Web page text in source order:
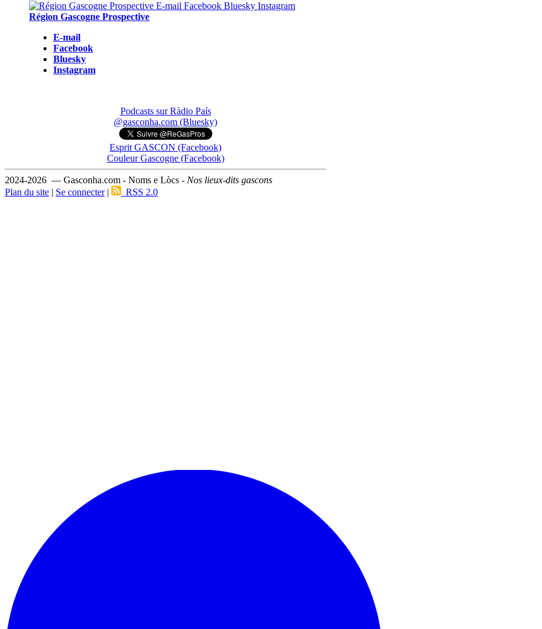
Région Gascogne Prospective
E-mail
Facebook
Bluesky
Instagram
Podcasts sur Ràdio País
@gasconha.com (Bluesky)
Esprit GASCON (Facebook)
Couleur Gascogne (Facebook)
2024-2026 — Gasconha.com - Noms e Lòcs - Nos lieux-dits gascons
Plan du site | Se connecter| RSS 2.0